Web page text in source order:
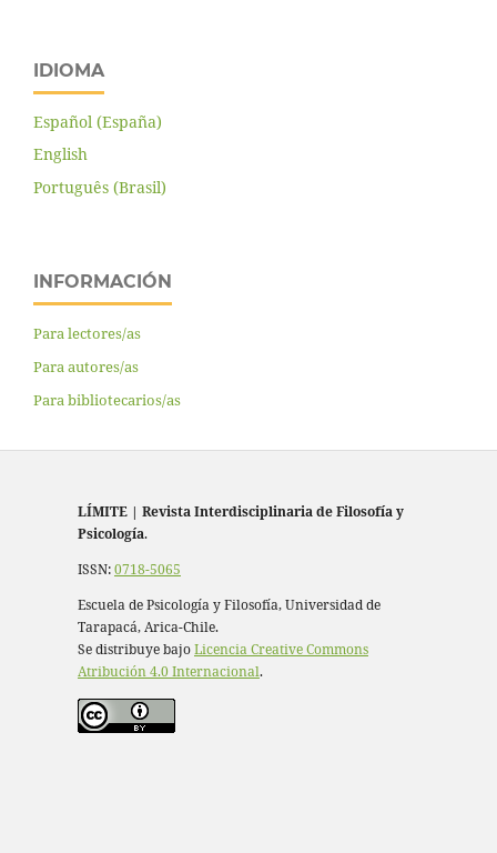
IDIOMA
Español (España)
English
Português (Brasil)
INFORMACIÓN
Para lectores/as
Para autores/as
Para bibliotecarios/as
LÍMITE | Revista Interdisciplinaria de Filosofía y
Psicología.
ISSN:0718-5065
Escuela de Psicología y Filosofía, Universidad de
Tarapacá, Arica-Chile.
Se distribuye bajoLicencia Creative Commons
Atribución 4.0 Internacional.